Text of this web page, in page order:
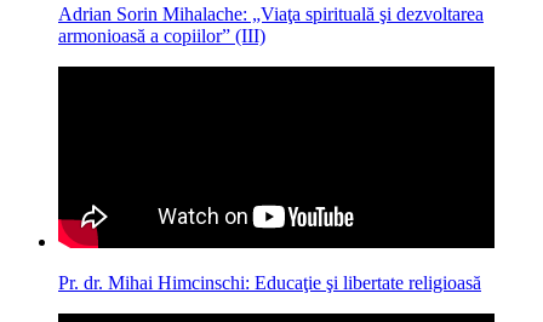
Adrian Sorin Mihalache: „Viaţa spirituală şi dezvoltarea
armonioasă a copiilor” (III)
Pr. dr. Mihai Himcinschi: Educaţie şi libertate religioasă